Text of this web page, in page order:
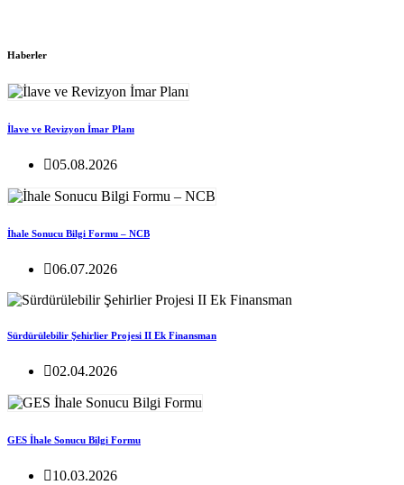
Haberler
İlave ve Revizyon İmar Planı
05.08.2026
İhale Sonucu Bilgi Formu – NCB
06.07.2026
Sürdürülebilir Şehirlier Projesi II Ek Finansman
02.04.2026
GES İhale Sonucu Bilgi Formu
10.03.2026